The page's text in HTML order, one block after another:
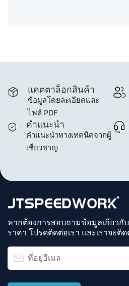
แคตตาล็อกสินค้า
ข้อมูลโดยละเอียดและ
ไฟล์ PDF
คำแนะนำ
คำแนะนำทางเทคนิคจากผู้
เชี่ยวชาญ
หากต้องการสอบถามข้อมูลเกี่ยว
ราคา โปรดติดต่อเรา และเราจะติ